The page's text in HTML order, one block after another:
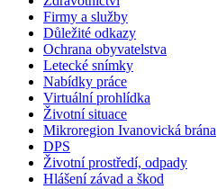
Firmy a služby
Důležité odkazy
Ochrana obyvatelstva
Letecké snímky
Nabídky práce
Virtuální prohlídka
Životní situace
Mikroregion Ivanovická brána
DPS
Životní prostředí, odpady
Hlášení závad a škod